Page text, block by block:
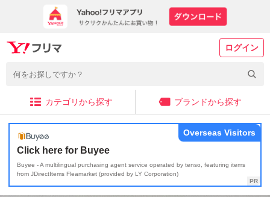
ログイン
カテゴリから探す ブランドから探す
Click here for Buyee
Buyee - A multilingual purchasing agent service operated by tenso, featuring items
from JDirectItems Fleamarket (provided by LY Corporation)
Overseas Visitors